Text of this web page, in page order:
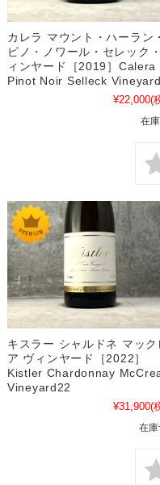
カレラ マウント・ハーラン・
ピノ・ノワール・セレック
ィンヤード［2019］Calera
Pinot Noir Selleck
¥22,000(
在
キスラー シャルドネ マック
ア ヴィンヤード［2022］
Kistler Chardonnay
Vineyard22
¥31,900(
在